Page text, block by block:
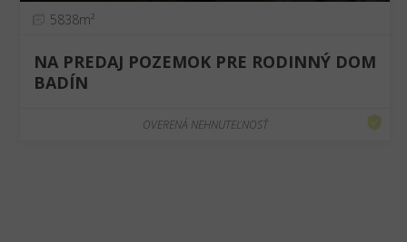
5838m²
NA PREDAJ POZEMOK PRE RODINNÝ DOM
BADÍN
OVERENÁ NEHNUTEĽNOSŤ